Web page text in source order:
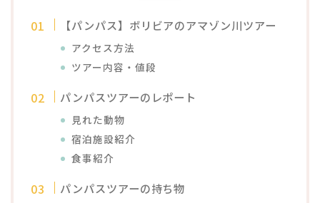
【パンパス】ボリビアのアマゾン川ツアー
アクセス方法
ツアー内容・値段
パンパスツアーのレポート
見れた動物
宿泊施設紹介
食事紹介
パンパスツアーの持ち物